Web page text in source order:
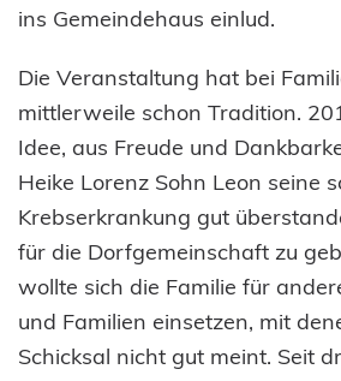
ins Gemeindehaus einlud.
Die Veranstaltung hat bei
mittlerweile schon Tradition.
Idee, aus Freude und
Heike Lorenz Sohn Leon seine
Krebserkrankung gut
für die Dorfgemeinschaft zu
wollte sich die Familie für
und Familien einsetzen, mit
Schicksal nicht gut meint. Seit